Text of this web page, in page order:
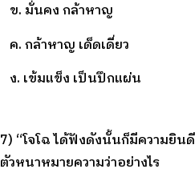
ข. มั่นคง กล้าหาญ
ค. กล้าหาญ เด็ดเดี่ยว
ง. เข้มแข็ง เป็นปึกแผ่น
7) “โจโฉ ได้ฟังดังนั้นก็มีความยิ
ตัวหนาหมายความว่าอย่างไร